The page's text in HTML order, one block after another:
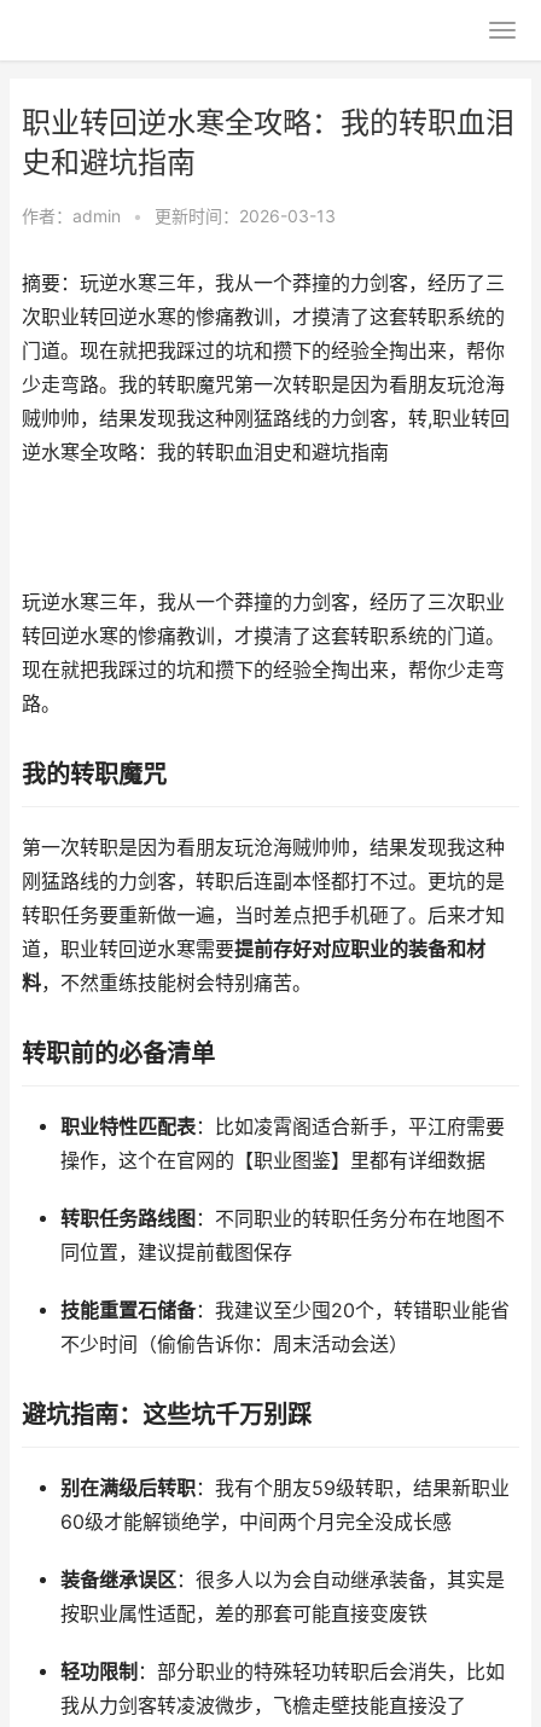
职业转回逆水寒全攻略：我的转职血泪
史和避坑指南
作者： admin • 更新时间：2026-03-13
摘要：玩逆水寒三年，我从一个莽撞的力剑客，经历了三
次职业转回逆水寒的惨痛教训，才摸清了这套转职系统的
门道。现在就把我踩过的坑和攒下的经验全掏出来，帮你
少走弯路。我的转职魔咒第一次转职是因为看朋友玩沧海
贼帅帅，结果发现我这种刚猛路线的力剑客，转,职业转回
逆水寒全攻略：我的转职血泪史和避坑指南
玩逆水寒三年，我从一个莽撞的力剑客，经历了三次职业
转回逆水寒的惨痛教训，才摸清了这套转职系统的门道。
现在就把我踩过的坑和攒下的经验全掏出来，帮你少走弯
路。
我的转职魔咒
第一次转职是因为看朋友玩沧海贼帅帅，结果发现我这种
刚猛路线的力剑客，转职后连副本怪都打不过。更坑的是
转职任务要重新做一遍，当时差点把手机砸了。后来才知
道，职业转回逆水寒需要提前存好对应职业的装备和材
料，不然重练技能树会特别痛苦。
转职前的必备清单
职业特性匹配表：比如凌霄阁适合新手，平江府需要
操作，这个在官网的【职业图鉴】里都有详细数据
转职任务路线图 ：不同职业的转职任务分布在地图不
同位置，建议提前截图保存
技能重置石储备：我建议至少囤20个，转错职业能省
不少时间（偷偷告诉你：周末活动会送）
避坑指南：这些坑千万别踩
别在满级后转职：我有个朋友59级转职，结果新职业
60级才能解锁绝学，中间两个月完全没成长感
装备继承误区：很多人以为会自动继承装备，其实是
按职业属性适配，差的那套可能直接变废铁
轻功限制 ：部分职业的特殊轻功转职后会消失，比如
我从力剑客转凌波微步，飞檐走壁技能直接没了